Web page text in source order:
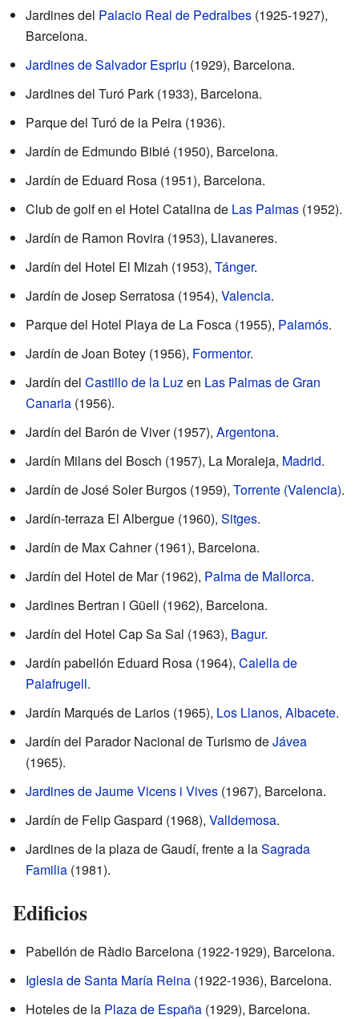
Jardines del Palacio Real de Pedralbes (1925-1927),
Barcelona.
Jardines de Salvador Espriu (1929), Barcelona.
Jardines del Turó Park (1933), Barcelona.
Parque del Turó de la Peira (1936).
Jardín de Edmundo Bibié (1950), Barcelona.
Jardín de Eduard Rosa (1951), Barcelona.
Club de golf en el Hotel Catalina de Las Palmas (1952).
Jardín de Ramon Rovira (1953), Llavaneres.
Jardín del Hotel El Mizah (1953), Tánger.
Jardín de Josep Serratosa (1954), Valencia.
Parque del Hotel Playa de La Fosca (1955), Palamós.
Jardín de Joan Botey (1956), Formentor.
Jardín del Castillo de la Luzen Las Palmas de Gran
Canaria (1956).
Jardín del Barón de Viver (1957), Argentona.
Jardín Milans del Bosch (1957), La Moraleja, Madrid.
Jardín de José Soler Burgos (1959), Torrente (Valencia).
Jardín-terraza El Albergue (1960), Sitges.
Jardín de Max Cahner (1961), Barcelona.
Jardín del Hotel de Mar (1962), Palma de Mallorca.
Jardines Bertran i Güell (1962), Barcelona.
Jardín del Hotel Cap Sa Sal (1963), Bagur.
Jardín pabellón Eduard Rosa (1964), Calella de
Palafrugell.
Jardín Marqués de Larios (1965), Los Llanos, Albacete.
Jardín del Parador Nacional de Turismo deJávea
(1965).
Jardines de Jaume Vicens i Vives (1967), Barcelona.
Jardín de Felip Gaspard (1968), Valldemosa.
Jardines de la plaza de Gaudí, frente a laSagrada
Familia (1981).
Edificios
Pabellón de Ràdio Barcelona (1922-1929), Barcelona.
Iglesia de Santa María Reina (1922-1936), Barcelona.
Hoteles de la Plaza de España (1929), Barcelona.